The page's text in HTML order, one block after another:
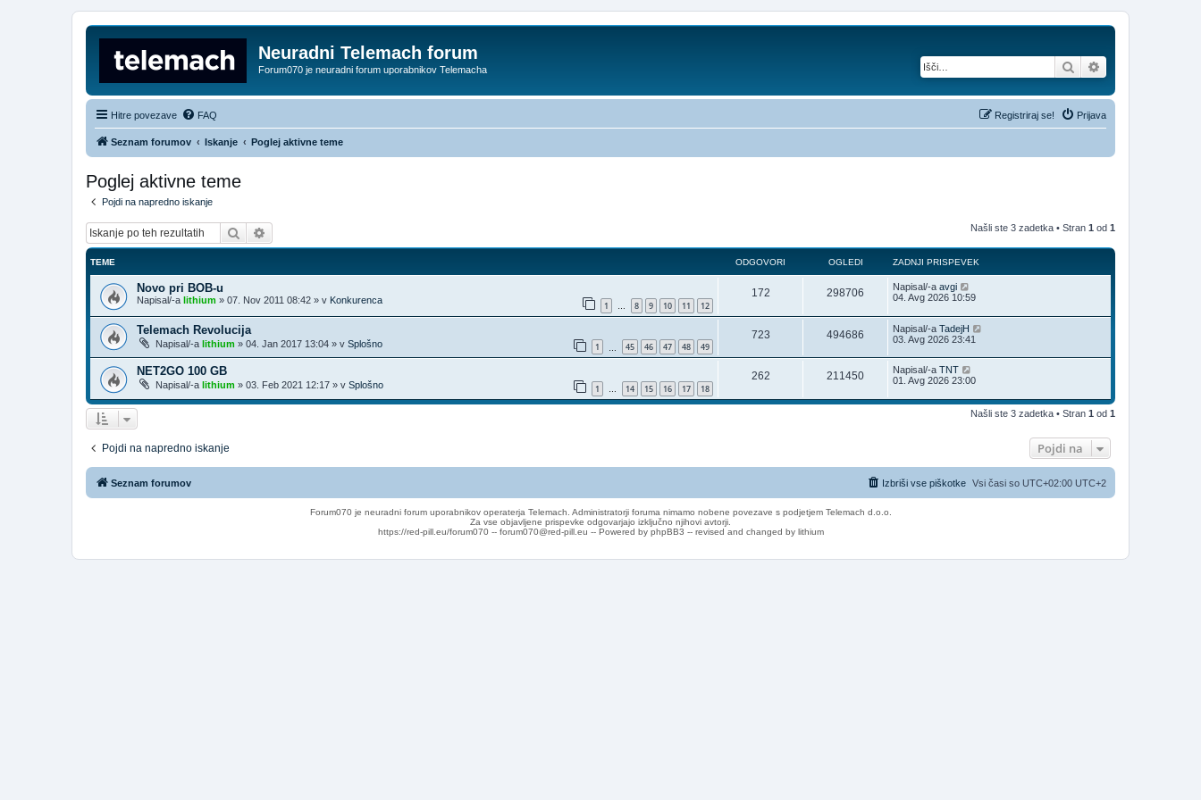
Neuradni Telemach forum
Forum070 je neuradni forum uporabnikov Telemacha Iskanje
Hitre povezave FAQ Prijava
Registriraj se!
Seznam forumov Iskanje Poglej aktivne teme
Poglej aktivne teme
Pojdi na napredno iskanje
Iskanje Našli ste 3 zadetka • Stran 1 od 1
TEME ODGOVORI OGLEDI ZADNJI PRISPEVEK
Novo pri BOB-u
Napisal/-a lithium » 07. Nov 2011 08:42 » v Konkurenca 1 … 8 9 10 11 12
172 298706 Napisal/-a avgi
04. Avg 2026 10:59
Telemach Revolucija
Napisal/-a lithium » 04. Jan 2017 13:04 » v Splošno 1 45 46 47 48 49
723 494686 Napisal/-a TadejH
03. Avg 2026 23:41
NET2GO 100 GB
Napisal/-a lithium » 03. Feb 2021 12:17 » v Splošno 1 … 14 15 16 17 18
262 211450 Napisal/-a TNT
01. Avg 2026 23:00
Našli ste 3 zadetka • Stran 1 od 1
Pojdi na napredno iskanje Pojdi na
Seznam forumov Vsi časi so UTC+02:00 UTC+2
Izbriši vse piškotke
Forum070 je neuradni forum uporabnikov operaterja Telemach. Administratorji foruma nimamo nobene povezave s podjetjem Telemach d.o.o.
Za vse objavljene prispevke odgovarjajo izključno njihovi avtorji.
https://red-pill.eu/forum070 -- forum070@red-pill.eu -- Powered by phpBB3 -- revised and changed by lithium